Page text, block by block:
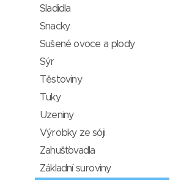
Sladidla
Snacky
Sušené ovoce a plody
Sýr
Těstoviny
Tuky
Uzeniny
Výrobky ze sóji
Zahušťovadla
Základní suroviny